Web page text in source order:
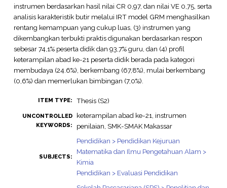
instrumen berdasarkan hasil nilai CR 0,97, dan nilai VE 0,75, serta
analisis karakteristik butir melalui IRT model GRM menghasilkan
rentang kemampuan yang cukup luas, (3) instrumen yang
dikembangkan terbukti praktis digunakan berdasarkan respon
sebesar 74,1% peserta didik dan 93,7% guru, dan (4) profil
keterampilan abad ke-21 peserta didik berada pada kategori
membudaya (24.6%), berkembang (67,8%), mulai berkembang
(0,6%) dan memerlukan bimbingan (7,0%).
ITEM TYPE: Thesis (S2)
UNCONTROLLED
KEYWORDS:
keterampilan abad ke-21, instrumen
penilaian, SMK-SMAK Makassar
SUBJECTS:
Pendidikan > Pendidikan Kejuruan
Matematika dan Ilmu Pengetahuan Alam >
Kimia
Pendidikan > Evaluasi Pendidikan